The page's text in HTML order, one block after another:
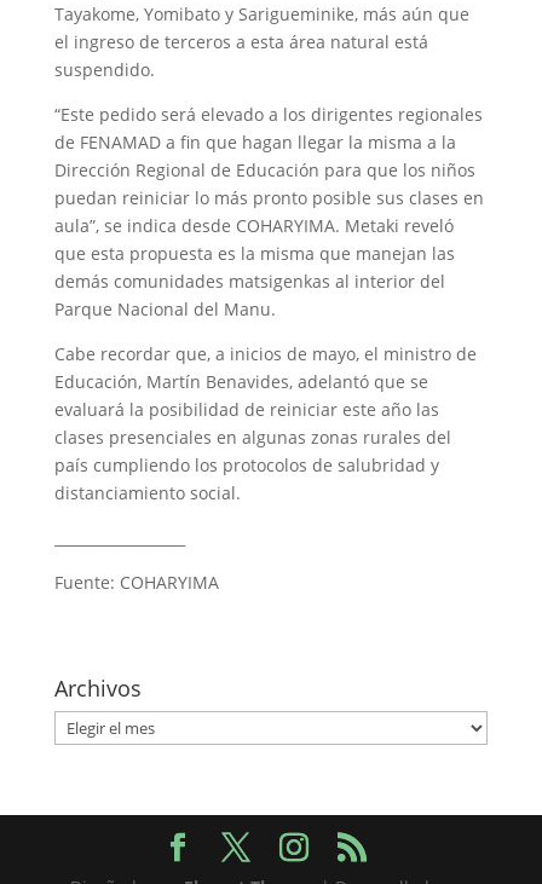
Tayakome, Yomibato y Sarigueminike, más aún que
el ingreso de terceros a esta área natural está
suspendido.
“Este pedido será elevado a los dirigentes regionales
de FENAMAD a fin que hagan llegar la misma a la
Dirección Regional de Educación para que los niños
puedan reiniciar lo más pronto posible sus clases en
aula”, se indica desde COHARYIMA. Metaki reveló
que esta propuesta es la misma que manejan las
demás comunidades matsigenkas al interior del
Parque Nacional del Manu.
Cabe recordar que, a inicios de mayo, el ministro de
Educación, Martín Benavides, adelantó que se
evaluará la posibilidad de reiniciar este año las
clases presenciales en algunas zonas rurales del
país cumpliendo los protocolos de salubridad y
distanciamiento social.
Fuente: COHARYIMA
Archivos
Archivos